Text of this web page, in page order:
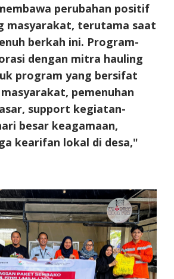
perubahan positif
masyarakat, terutama saat
berkah ini. Program-
dengan mitra hauling
program yang bersifat
pemenuhan
support kegiatan-
besar keagamaan,
kearifan lokal di desa,"